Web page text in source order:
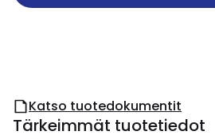
Katso tuotedokumentit
Tärkeimmät tuotetiedot